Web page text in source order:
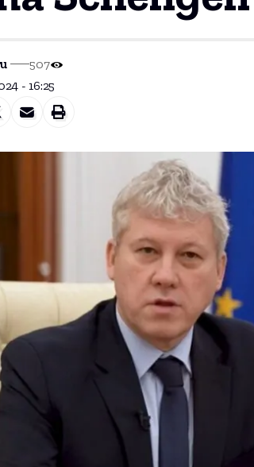
- 16:25
507